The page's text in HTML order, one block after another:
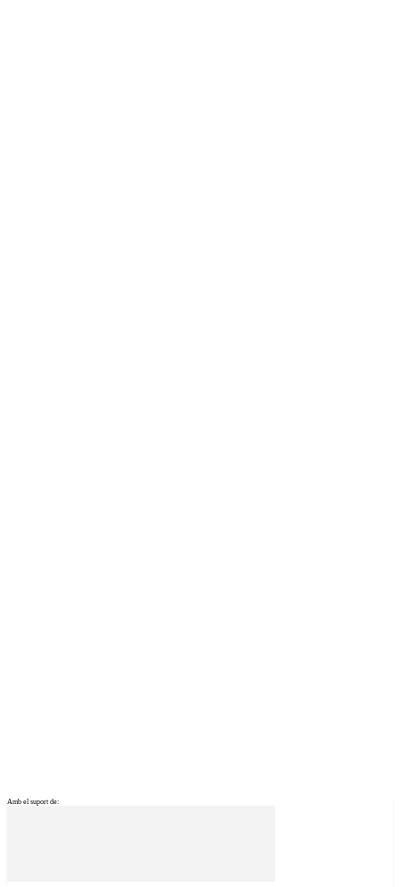
Amb el suport de: